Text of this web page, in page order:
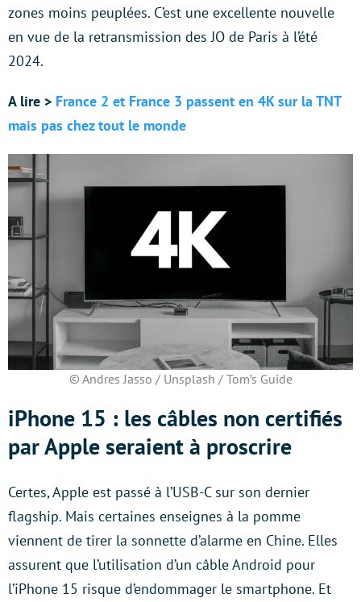
zones moins peuplées. C’est une excellente nouvelle
en vue de la retransmission des JO de Paris à l’été
2024.
A lire > France 2 et France 3 passent en 4K sur la TNT
mais pas chez tout le monde
© Andres Jasso / Unsplash / Tom’s Guide
iPhone 15 : les câbles non certifiés
par Apple seraient à proscrire
Certes, Apple est passé à l’USB-C sur son dernier
flagship. Mais certaines enseignes à la pomme
viennent de tirer la sonnette d’alarme en Chine. Elles
assurent que l’utilisation d’un câble Android pour
l’iPhone 15 risque d’endommager le smartphone. Et